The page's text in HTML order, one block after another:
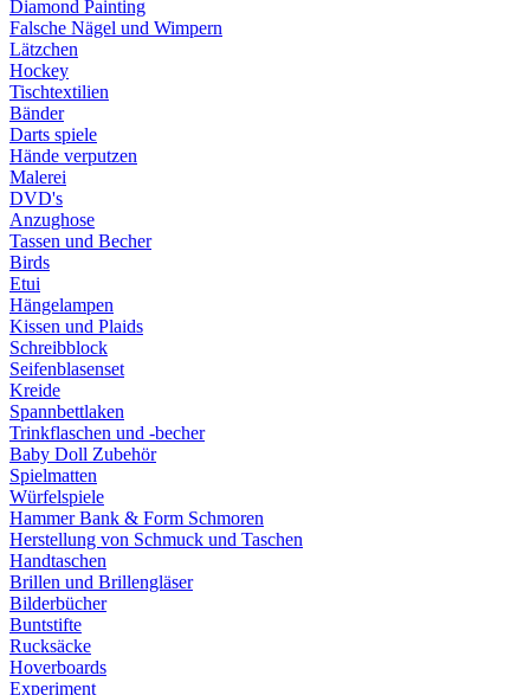
Diamond Painting
Falsche Nägel und Wimpern
Lätzchen
Hockey
Tischtextilien
Bänder
Darts spiele
Hände verputzen
Malerei
DVD's
Anzughose
Tassen und Becher
Birds
Etui
Hängelampen
Kissen und Plaids
Schreibblock
Seifenblasenset
Kreide
Spannbettlaken
Trinkflaschen und -becher
Baby Doll Zubehör
Spielmatten
Würfelspiele
Hammer Bank & Form Schmoren
Herstellung von Schmuck und Taschen
Handtaschen
Brillen und Brillengläser
Bilderbücher
Buntstifte
Rucksäcke
Hoverboards
Experiment